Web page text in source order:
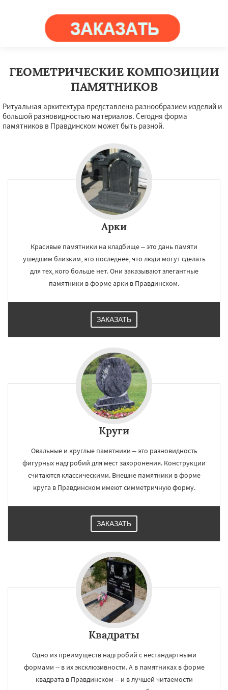
ГЕОМЕТРИЧЕСКИЕ КОМПОЗИЦИИ
ПАМЯТНИКОВ
Ритуальная архитектура представлена разнообразием изделий и
большой разновидностью материалов. Сегодня форма
памятников в Правдинском может быть разной.
Арки
Красивые памятники на кладбище – это дань памяти
ушедшим близким, это последнее, что люди могут сделать
для тех, кого больше нет. Они заказывают элегантные
памятники в форме арки в Правдинском.
ЗАКАЗАТЬ
Круги
Овальные и круглые памятники – это разновидность
фигурных надгробий для мест захоронения. Конструкции
считаются классическими. Внешне памятники в форме
круга в Правдинском имеют симметричную форму.
ЗАКАЗАТЬ
Квадраты
Одно из преимуществ надгробий с нестандартными
формами -- в их эксклюзивности. А в памятниках в форме
квадрата в Правдинском -- и в лучшей читаемости